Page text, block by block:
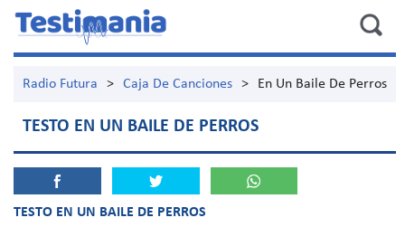
Radio Futura > Caja De Canciones > En Un Baile De Perros
TESTO EN UN BAILE DE PERROS
TESTO EN UN BAILE DE PERROS